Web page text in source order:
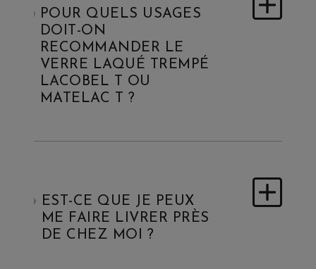
POUR QUELS USAGES
DOIT-ON
RECOMMANDER LE
VERRE LAQUÉ TREMPÉ
LACOBEL T OU
MATELAC T ?
EST-CE QUE JE PEUX
ME FAIRE LIVRER PRÈS
DE CHEZ MOI ?